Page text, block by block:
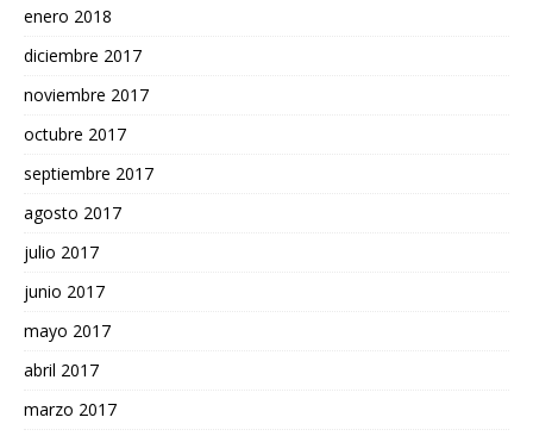
enero 2018
diciembre 2017
noviembre 2017
octubre 2017
septiembre 2017
agosto 2017
julio 2017
junio 2017
mayo 2017
abril 2017
marzo 2017